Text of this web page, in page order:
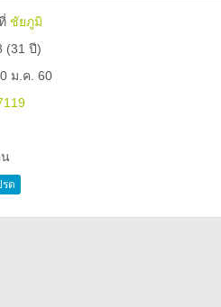
ชัยภูมิ
(31 ปี)
ม.ค. 60
รด